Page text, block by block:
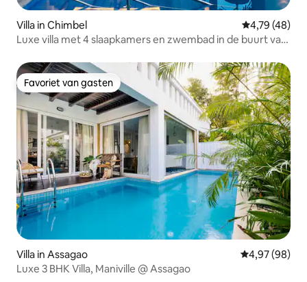
Villa in Chimbel Gemiddelde
4,79 (48)
Luxe villa met 4 slaapkamers en zwembad in de buurt van
Favoriet van gasten
Favoriet van gasten
Villa in Assagao Gemiddelde
4,97 (98)
Luxe 3 BHK Villa, Maniville @ Assagao